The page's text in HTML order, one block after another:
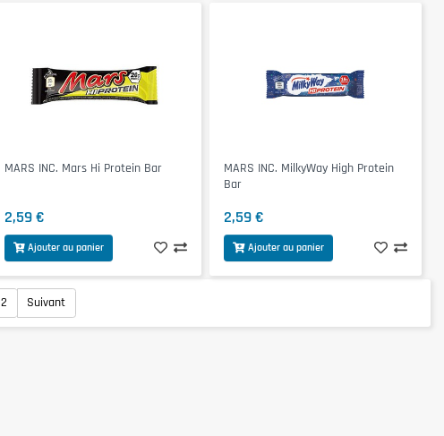
MARS INC. Mars Hi Protein Bar
2,59 €
Ajouter au panier
MARS INC. MilkyWay High Protein
Bar
2,59 €
Ajouter au panier
2 Suivant